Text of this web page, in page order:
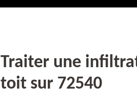
Traiter une
toit sur 72540